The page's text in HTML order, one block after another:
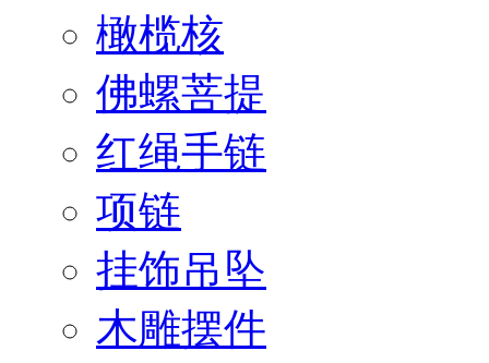
橄榄核
佛螺菩提
红绳手链
项链
挂饰吊坠
木雕摆件